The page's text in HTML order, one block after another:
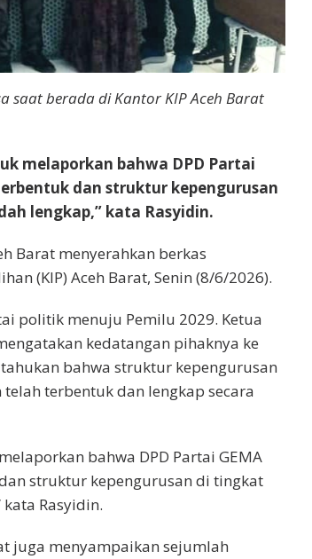
saat berada di Kantor KIP Aceh Barat
melaporkan bahwa DPD Partai
dan struktur kepengurusan
lengkap,” kata Rasyidin.
Barat menyerahkan berkas
(KIP) Aceh Barat, Senin (8/6/2026).
politik menuju Pemilu 2029. Ketua
kedatangan pihaknya ke
bahwa struktur kepengurusan
terbentuk dan lengkap secara
bahwa DPD Partai GEMA
struktur kepengurusan di tingkat
Rasyidin.
juga menyampaikan sejumlah